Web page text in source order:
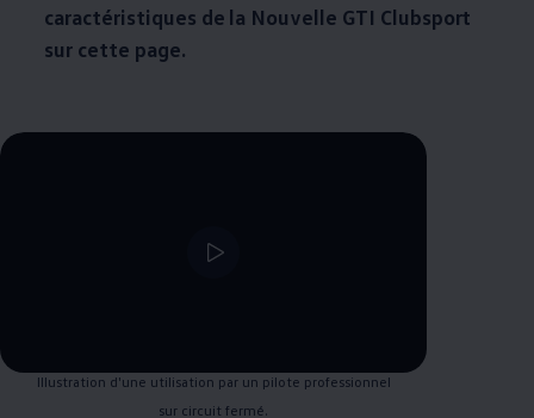
caractéristiques de la Nouvelle GTI Clubsport
sur cette page.
Remaining time, --:--
Illustration d'une utilisation par un pilote professionnel
sur circuit fermé.